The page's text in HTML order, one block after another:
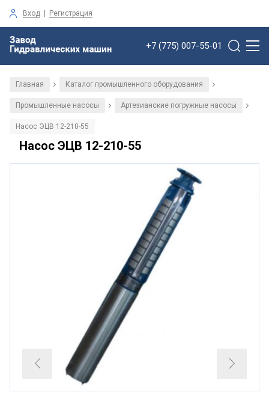
Вход | Регистрация
+7 (775) 007-55-01
Главная / Каталог промышленного оборудования /
Промышленные насосы / Артезианские погружные насосы /
Насос ЭЦВ 12-210-55
Насос ЭЦВ 12-210-55